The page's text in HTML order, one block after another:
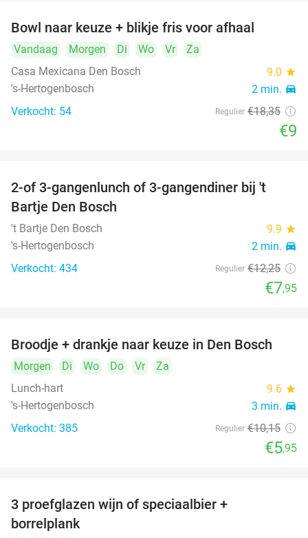
Bowl naar keuze + blikje fris voor afhaal
Vandaag Morgen Di Wo Vr
Za
Casa Mexicana Den Bosch
9.0 star
's-Hertogenbosch 2 min. directions_car
Verkocht: 54 Regulier €18,35
€9
35%
2-of 3-gangenlunch of 3-gangendiner bij 't
Bartje Den Bosch
't Bartje Den Bosch 9.9 star
's-Hertogenbosch 2 min. directions_car
Verkocht: 434 Regulier €12,25
€7,95
41%
Broodje + drankje naar keuze in Den Bosch
Morgen Di Wo Do Vr
Za
Lunch-hart
9.6 star
's-Hertogenbosch 3 min. directions_car
Verkocht: 385 Regulier €10,15
€5,95
3 proefglazen wijn of speciaalbier +
borrelplank